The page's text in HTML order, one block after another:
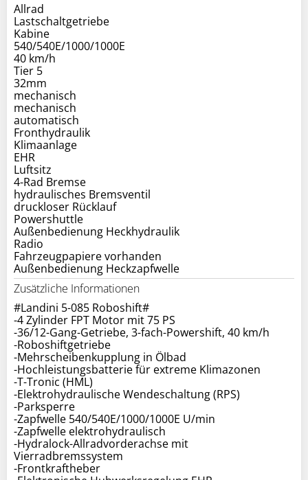
Allrad
Lastschaltgetriebe
Kabine
540/540E/1000/1000E
40 km/h
Tier 5
32mm
mechanisch
mechanisch
automatisch
Fronthydraulik
Klimaanlage
EHR
Luftsitz
4-Rad Bremse
hydraulisches Bremsventil
druckloser Rücklauf
Powershuttle
Außenbedienung Heckhydraulik
Radio
Fahrzeugpapiere vorhanden
Zusätzliche Informationen
#Landini 5-085 Roboshift#
-4 Zylinder FPT Motor mit 75 PS
-36/12-Gang-Getriebe, 3-fach-Powershift, 40 km/h
-Roboshiftgetriebe
-Mehrscheibenkupplung in Ölbad
-Hochleistungsbatterie für extreme Klimazonen
-T-Tronic (HML)
-Elektrohydraulische Wendeschaltung (RPS)
-Parksperre
-Zapfwelle 540/540E/1000/1000E U/min
-Zapfwelle elektrohydraulisch
-Hydralock-Allradvorderachse mit
Vierradbremssystem
-Frontkraftheber